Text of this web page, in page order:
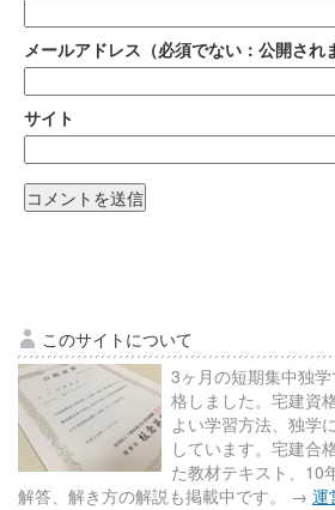
メールアドレス（必須でない：公開され
サイト
このサイトについて
3ヶ月の短期集中独
格しました。宅建資
よい学習方法、独学
しています。宅建合
た教材テキスト、10
解答、解き方の解説も掲載中です。 → 運